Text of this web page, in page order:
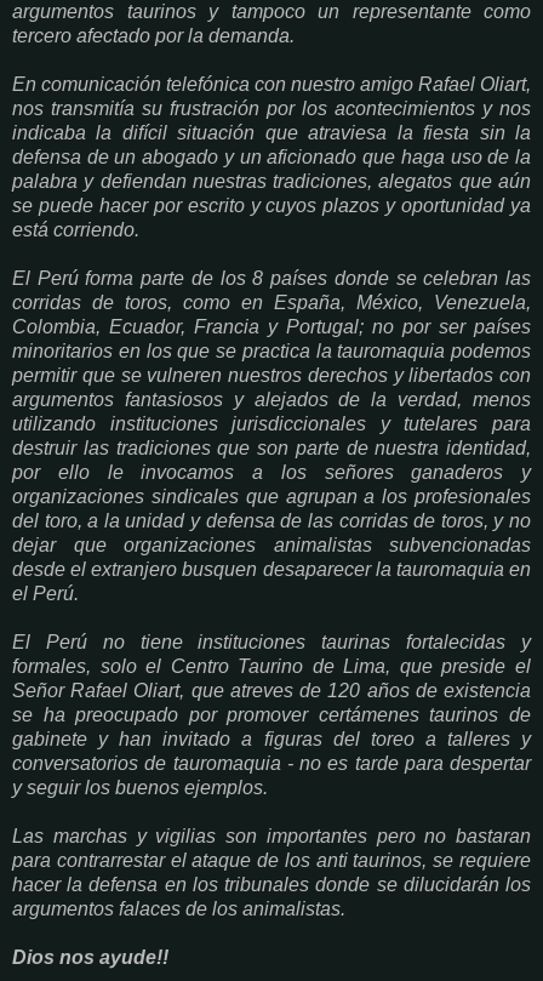
argumentos taurinos y tampoco un representante como
tercero afectado por la demanda.
En comunicación telefónica con nuestro amigo Rafael Oliart,
nos transmitía su frustración por los acontecimientos y nos
indicaba la difícil situación que atraviesa la fiesta sin la
defensa de un abogado y un aficionado que haga uso de la
palabra y defiendan nuestras tradiciones, alegatos que aún
se puede hacer por escrito y cuyos plazos y oportunidad ya
está corriendo.
El Perú forma parte de los 8 países donde se celebran las
corridas de toros, como en España, México, Venezuela,
Colombia, Ecuador, Francia y Portugal; no por ser países
minoritarios en los que se practica la tauromaquia podemos
permitir que se vulneren nuestros derechos y libertados con
argumentos fantasiosos y alejados de la verdad, menos
utilizando instituciones jurisdiccionales y tutelares para
destruir las tradiciones que son parte de nuestra identidad,
por ello le invocamos a los señores ganaderos y
organizaciones sindicales que agrupan a los profesionales
del toro, a la unidad y defensa de las corridas de toros, y no
dejar que organizaciones animalistas subvencionadas
desde el extranjero busquen desaparecer la tauromaquia en
el Perú.
El Perú no tiene instituciones taurinas fortalecidas y
formales, solo el Centro Taurino de Lima, que preside el
Señor Rafael Oliart, que atreves de 120 años de existencia
se ha preocupado por promover certámenes taurinos de
gabinete y han invitado a figuras del toreo a talleres y
conversatorios de tauromaquia - no es tarde para despertar
y seguir los buenos ejemplos.
Las marchas y vigilias son importantes pero no bastaran
para contrarrestar el ataque de los anti taurinos, se requiere
hacer la defensa en los tribunales donde se dilucidarán los
argumentos falaces de los animalistas.
Dios nos ayude!!